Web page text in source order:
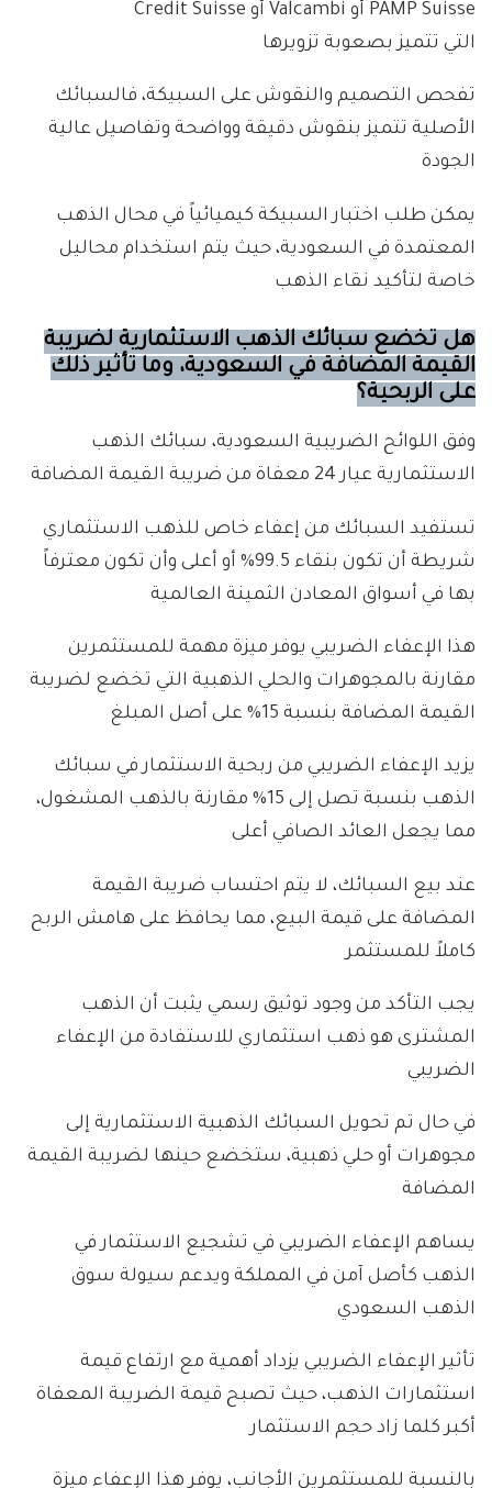
PAMP Suisse أو Valcambi أو Credit Suisse
التي تتميز بصعوبة تزويرها
تفحص التصميم والنقوش على السبيكة، فالسبائك
الأصلية تتميز بنقوش دقيقة وواضحة وتفاصيل عالية
الجودة
يمكن طلب اختبار السبيكة كيميائياً في محال الذهب
المعتمدة في السعودية، حيث يتم استخدام محاليل
خاصة لتأكيد نقاء الذهب
هل تخضع سبائك الذهب الاستثمارية لضريبة
القيمة المضافة في السعودية، وما تأثير ذلك
على الربحية؟
وفق اللوائح الضريبية السعودية، سبائك الذهب
الاستثمارية عيار 24 معفاة من ضريبة القيمة المضافة
تستفيد السبائك من إعفاء خاص للذهب الاستثماري
شريطة أن تكون بنقاء 99.5% أو أعلى وأن تكون معترفاً
بها في أسواق المعادن الثمينة العالمية
هذا الإعفاء الضريبي يوفر ميزة مهمة للمستثمرين
مقارنة بالمجوهرات والحلي الذهبية التي تخضع لضريبة
القيمة المضافة بنسبة 15% على أصل المبلغ
يزيد الإعفاء الضريبي من ربحية الاستثمار في سبائك
الذهب بنسبة تصل إلى 15% مقارنة بالذهب المشغول،
مما يجعل العائد الصافي أعلى
عند بيع السبائك، لا يتم احتساب ضريبة القيمة
المضافة على قيمة البيع، مما يحافظ على هامش الربح
كاملاً للمستثمر
يجب التأكد من وجود توثيق رسمي يثبت أن الذهب
المشترى هو ذهب استثماري للاستفادة من الإعفاء
الضريبي
في حال تم تحويل السبائك الذهبية الاستثمارية إلى
مجوهرات أو حلي ذهبية، ستخضع حينها لضريبة القيمة
المضافة
يساهم الإعفاء الضريبي في تشجيع الاستثمار في
الذهب كأصل آمن في المملكة ويدعم سيولة سوق
الذهب السعودي
تأثير الإعفاء الضريبي يزداد أهمية مع ارتفاع قيمة
استثمارات الذهب، حيث تصبح قيمة الضريبة المعفاة
أكبر كلما زاد حجم الاستثمار
بالنسبة للمستثمرين الأجانب، يوفر هذا الإعفاء ميزة